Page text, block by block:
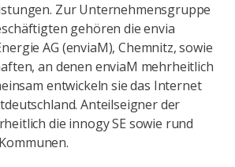
Zur Unternehmensgruppe
gehören die envia
AG (enviaM), Chemnitz, sowie
an denen enviaM mehrheitlich
entwickeln sie das Internet
Anteilseigner der
die innogy SE sowie rund